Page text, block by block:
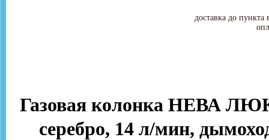
доставка до
Газовая колонка НЕВА
серебро, 14 л/мин,